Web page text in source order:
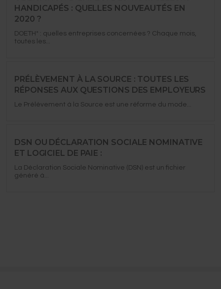
HANDICAPÉS : QUELLES NOUVEAUTÉS EN
2020 ?
DOETH* : quelles entreprises concernées ?​ Chaque mois,
toutes les...
PRÉLÈVEMENT À LA SOURCE : TOUTES LES
RÉPONSES AUX QUESTIONS DES EMPLOYEURS
Le Prélèvement à la Source est une réforme du mode...
DSN OU DÉCLARATION SOCIALE NOMINATIVE
ET LOGICIEL DE PAIE :
La Déclaration Sociale Nominative (DSN) est un fichier
généré à...